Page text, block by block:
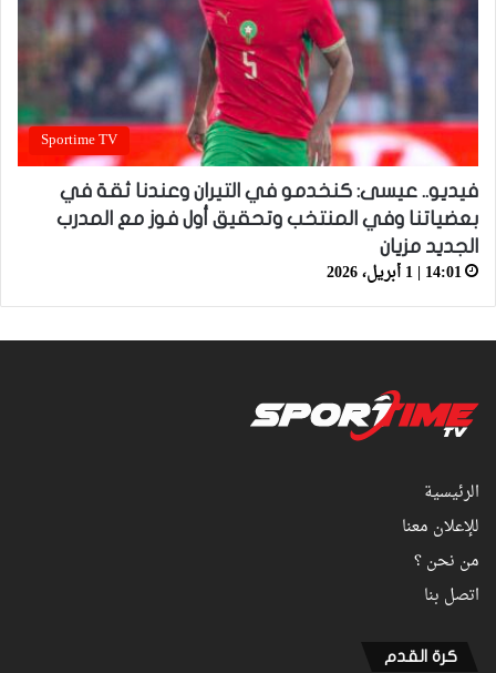
Sportime TV
فيديو.. عيسى: كنخدمو في التيران وعندنا ثقة في
بعضياتنا وفي المنتخب وتحقيق أول فوز مع المدرب
الجديد مزيان
14:01 | 1 أبريل، 2026
الرئيسية
للإعلان معنا
من نحن ؟
اتصل بنا
كرة القدم